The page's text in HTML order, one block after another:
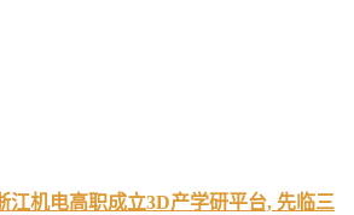
江机电高职成立3D产学研平台, 先临三